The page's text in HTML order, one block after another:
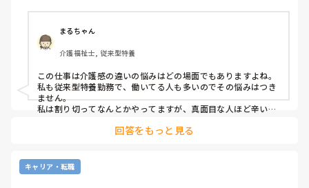
惧してます。夜間はただオムツ交換変えればいい。トイレに
連れて行けばいい？寝るか寝ないか問題だみたい平気で言う
ので人員が少ないため入らせていますが、きちんと見守りの
であれば夜勤も外すが管理者がオッケーを出しているので、
出勤日は誰かがどうにかなっているのではないかと怖すぎて
出勤するのが苦痛になります
まるちゃん
介護福祉士, 従来型特養
この仕事は介護感の違いの悩みはどの場面でもありますよね。
私も従来型特養勤務で、働いてる人も多いのでその悩みはつき
ません。
私は割り切ってなんとかやってますが、真面目な人ほど辛いお
回答をもっと見る
キャリア・転職